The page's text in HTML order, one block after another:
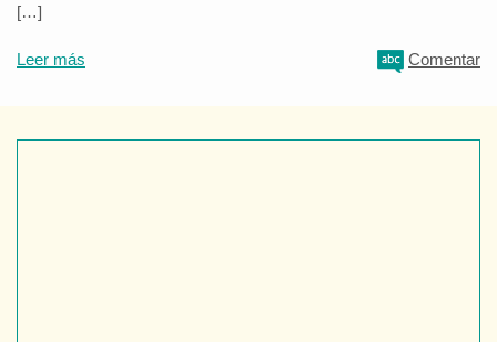
[…]
Leer más Comentar